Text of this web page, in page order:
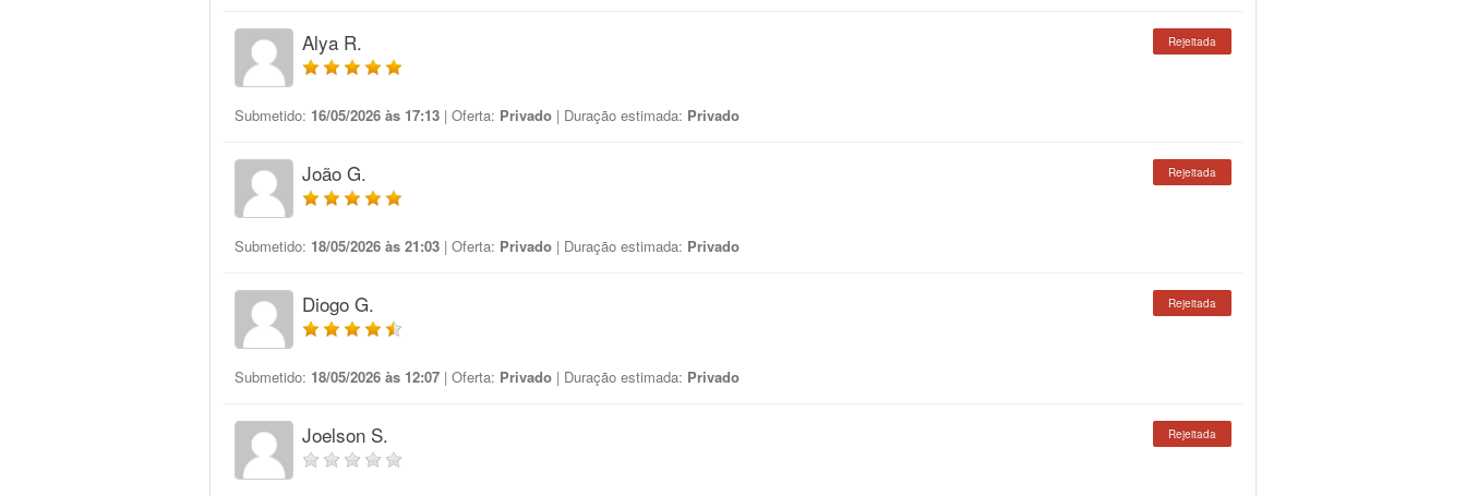
Alya R. Rejeitada
Submetido: 16/05/2026 às 17:13 | Oferta: Privado | Duração estimada: Privado
João G. Rejeitada
Submetido: 18/05/2026 às 21:03 | Oferta: Privado | Duração estimada: Privado
Diogo G. Rejeitada
Submetido: 18/05/2026 às 12:07 | Oferta: Privado | Duração estimada: Privado
Joelson S. Rejeitada